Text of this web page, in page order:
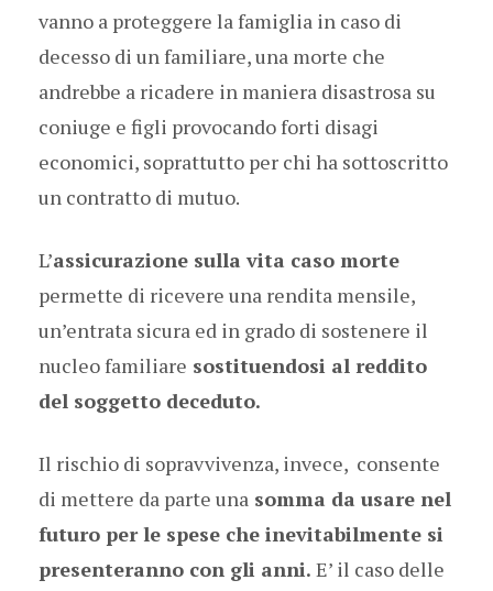
vanno a proteggere la famiglia in caso di
decesso di un familiare, una morte che
andrebbe a ricadere in maniera disastrosa su
coniuge e figli provocando forti disagi
economici, soprattutto per chi ha sottoscritto
un contratto di mutuo.
L’assicurazione sulla vita caso morte
permette di ricevere una rendita mensile,
un’entrata sicura ed in grado di sostenere il
nucleo familiare sostituendosi al reddito
del soggetto deceduto.
Il rischio di sopravvivenza, invece, consente
di mettere da parte una somma da usare nel
futuro per le spese che inevitabilmente si
presenteranno con gli anni. E’ il caso delle